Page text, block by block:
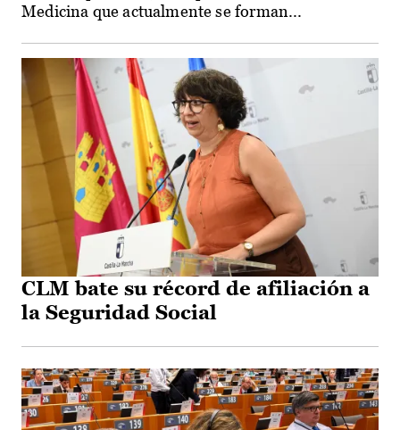
Medicina que actualmente se forman...
CLM bate su récord de afiliación a
la Seguridad Social